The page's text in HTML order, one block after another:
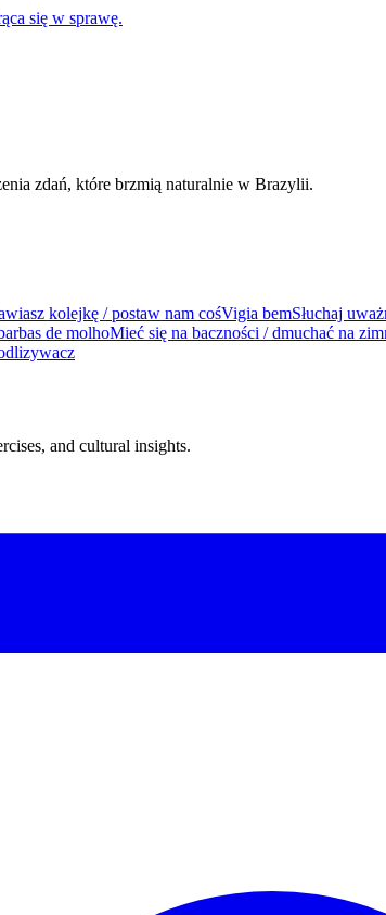
się w sprawę.
zdań, które brzmią naturalnie w Brazylii.
kolejkę / postaw nam cośVigia bemSłuchaj
de molhoMieć się na baczności / dmuchać na
and cultural insights.